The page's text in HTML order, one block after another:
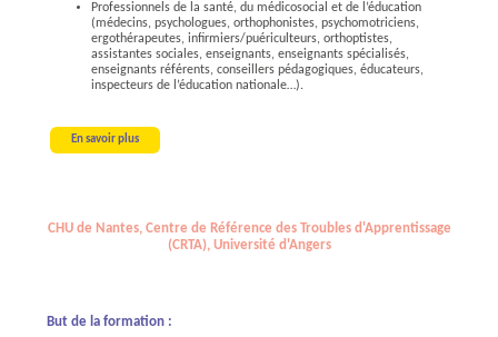
Professionnels de la santé, du médicosocial et de l’éducation
(médecins, psychologues, orthophonistes, psychomotriciens,
ergothérapeutes, infirmiers/puériculteurs, orthoptistes,
assistantes sociales, enseignants, enseignants spécialisés,
enseignants référents, conseillers pédagogiques, éducateurs,
inspecteurs de l’éducation nationale…).
En savoir plus
CHU de Nantes, Centre de Référence des Troubles d'Apprentissage
(CRTA), Université d'Angers
But de la formation :